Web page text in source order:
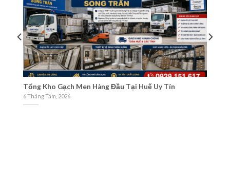
Tổng Kho Gạch Men Hàng Đầu Tại Huế Uy Tín
6 Tháng Tám, 2026